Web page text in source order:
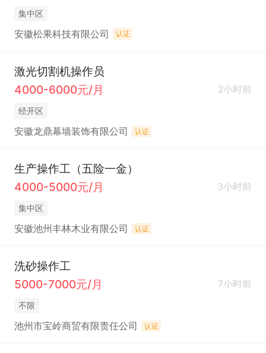
集中区
安徽松果科技有限公司 认证
激光切割机操作员
4000-6000元/月
2小时前
经开区
安徽龙鼎幕墙装饰有限公司 认证
生产操作工（五险一金）
4000-5000元/月
3小时前
集中区
安徽池州丰林木业有限公司 认证
洗砂操作工
5000-7000元/月
7小时前
不限
池州市宝岭商贸有限责任公司 认证